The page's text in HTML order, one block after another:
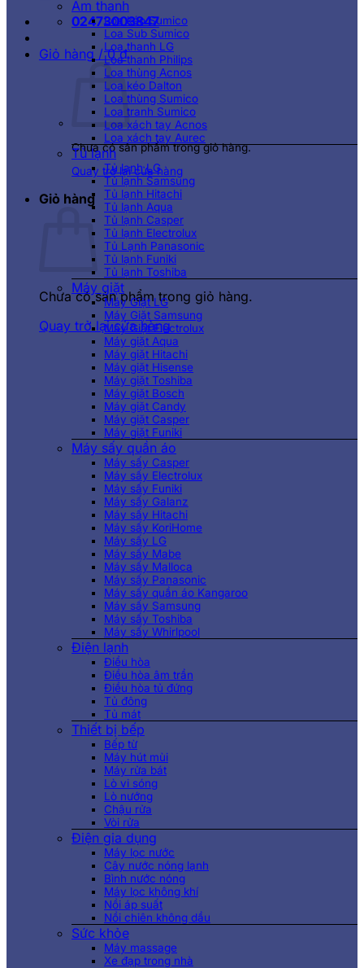
02473003847
Giỏ hàng /0₫
Chưa có sản phẩm trong giỏ hàng.
Quay trở lại cửa hàng
Giỏ hàng
Chưa có sản phẩm trong giỏ hàng.
Quay trở lại cửa hàng
Âm thanh
Loa kéo Sumico
Loa Sub Sumico
Loa thanh LG
Loa thanh Philips
Loa thùng Acnos
Loa kéo Dalton
Loa thùng Sumico
Loa tranh Sumico
Loa xách tay Acnos
Loa xách tay Aurec
Tủ lạnh
Tủ lạnh LG
Tủ lạnh Samsung
Tủ lạnh Hitachi
Tủ lạnh Aqua
Tủ lạnh Casper
Tủ lạnh Electrolux
Tủ Lạnh Panasonic
Tủ lạnh Funiki
Tủ lạnh Toshiba
Máy giặt
Máy Giặt LG
Máy Giặt Samsung
Máy Giặt Electrolux
Máy giặt Aqua
Máy giặt Hitachi
Máy giặt Hisense
Máy giặt Toshiba
Máy giặt Bosch
Máy giặt Candy
Máy giặt Casper
Máy giặt Funiki
Máy sấy quần áo
Máy sấy Casper
Máy sấy Electrolux
Máy sấy Funiki
Máy sấy Galanz
Máy sấy Hitachi
Máy sấy KoriHome
Máy sấy LG
Máy sấy Mabe
Máy sấy Malloca
Máy sấy Panasonic
Máy sấy quần áo Kangaroo
Máy sấy Samsung
Máy sấy Toshiba
Máy sấy Whirlpool
Điện lạnh
Điều hòa
Điều hòa âm trần
Điều hòa tủ đứng
Tủ đông
Tủ mát
Thiết bị bếp
Bếp từ
Máy hút mùi
Máy rửa bát
Lò vi sóng
Lò nướng
Chậu rửa
Vòi rửa
Điện gia dụng
Máy lọc nước
Cây nước nóng lạnh
Bình nước nóng
Máy lọc không khí
Nồi áp suất
Nồi chiên không dầu
Sức khỏe
Máy massage
Xe đạp trong nhà